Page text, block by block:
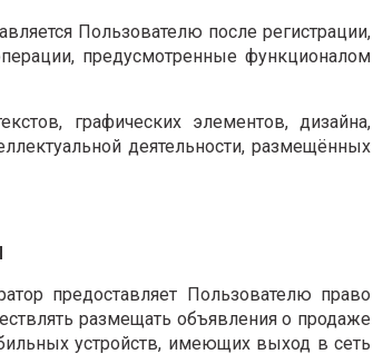
Пользователю после регистрации,
предусмотренные функционалом
графических элементов, дизайна,
деятельности, размещённых
предоставляет Пользователю право
размещать объявления о продаже
устройств, имеющих выход в сеть